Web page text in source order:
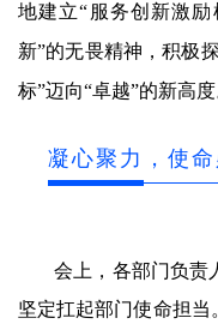
地建立“服务创新激励
新”的无畏精神，积极
标”迈向“卓越”的新高度
凝心聚力，使
会上，各部门负责
坚定扛起部门使命担